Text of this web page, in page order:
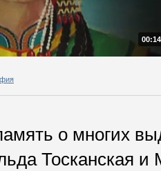
о многих
Тосканская